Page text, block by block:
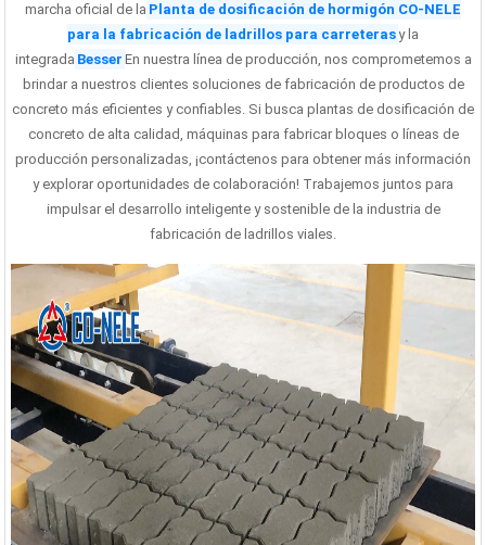
marcha oficial de la Planta de dosificación de hormigón CO-NELE
para la fabricación de ladrillos para carreterasy la
integrada Besser En nuestra línea de producción, nos comprometemos a
brindar a nuestros clientes soluciones de fabricación de productos de
concreto más eficientes y confiables. Si busca plantas de dosificación de
concreto de alta calidad, máquinas para fabricar bloques o líneas de
producción personalizadas, ¡contáctenos para obtener más información
y explorar oportunidades de colaboración! Trabajemos juntos para
impulsar el desarrollo inteligente y sostenible de la industria de
fabricación de ladrillos viales.